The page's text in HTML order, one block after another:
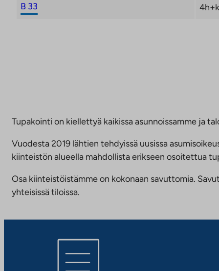
B 33
Tupakointi on kiellettyä kaikissa asunnoissamme ja
Vuodesta 2019 lähtien tehdyissä uusissa
kiinteistön alueella mahdollista erikseen osoitettua
Osa kiinteistöistämme on kokonaan savuttomia.
yhteisissä tiloissa.